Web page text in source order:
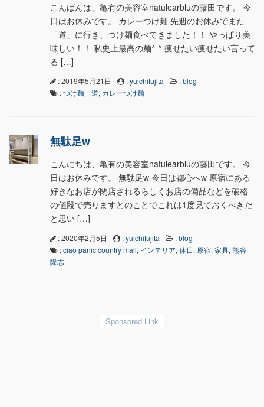
こんばんは、亀有の美容室natulearbluの藤田です。 今
日はお休みです。 カレーつけ麺 先週のお休みでまた
「道」に行き、つけ麺食べてきました！！ やっぱり美
味しい！！ 私史上最高の麺^ ^ 痩せたい痩せたい言って
る […]
: 2019年5月21日 :yuichifujita :blog
:つけ麺 道, カレーつけ麺
無駄足w
こんにちは、亀有の美容室natulearbluの藤田です。 今
日はお休みです。 無駄足w 今日は都心へw 原宿にある
好きなお店が閉店されるらしくお店の備品などを破格
の値段で売りますとのことでこれは1度見ておくべきだ
と思い […]
: 2020年2月5日 :yuichifujita :blog
:ciao panic country mall, インテリア, 休日, 原宿, 家具, 熊谷
隆志